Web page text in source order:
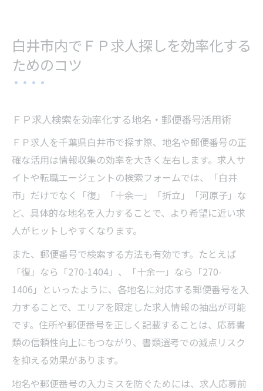
白井市内でＦＰ求人探しを効率化する
ためのコツ
ＦＰ求人検索を効率化する地名・郵便番号活用術
ＦＰ求人を千葉県白井市で探す際、地名や郵便番号の正
確な活用は情報収集の効率を大きく左右します。求人サ
イトや転職エージェントの検索フォームでは、「白井
市」だけでなく「復」「十余一」「折立」「河原子」な
ど、具体的な地名を入力することで、より希望に近い求
人がヒットしやすくなります。
また、郵便番号で検索する方法も有効です。たとえば
「復」なら「270-1404」、「十余一」なら「270-
1406」といったように、各地名に対応する郵便番号を入
力することで、エリアを限定した求人情報の抽出が可能
です。住所や郵便番号を正しく記載することは、応募書
類の信頼性向上にもつながり、書類選考での減点リスク
を抑える効果があります。
地名や郵便番号の入力ミスを防ぐためには、求人応募前